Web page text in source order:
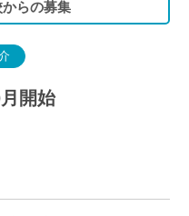
らの募集
開始